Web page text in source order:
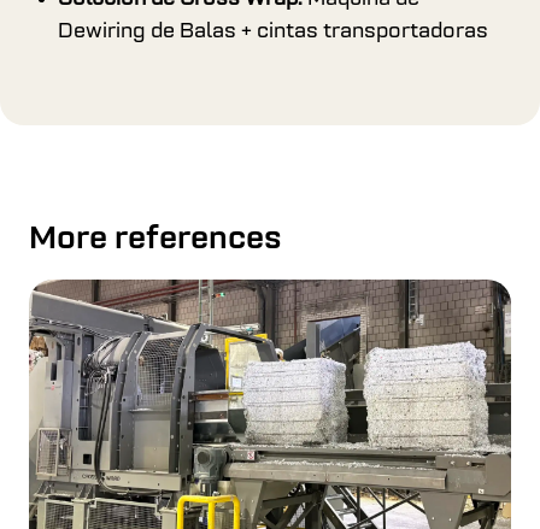
Dewiring de Balas + cintas transportadoras
More references